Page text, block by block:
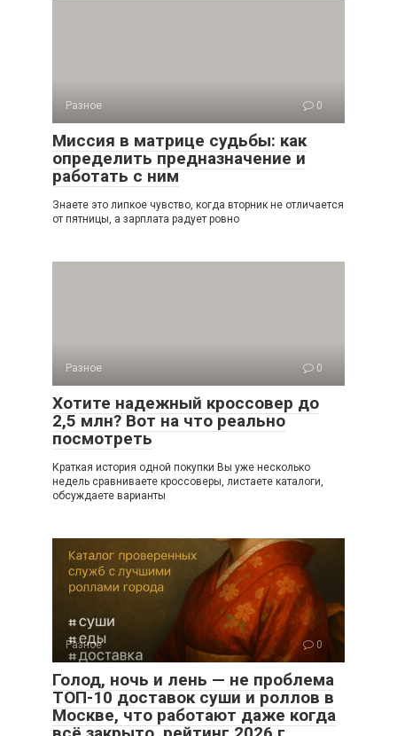
Разное 0
Миссия в матрице судьбы: как
определить предназначение и
работать с ним
Знаете это липкое чувство, когда вторник не отличается
от пятницы, а зарплата радует ровно
Разное 0
Хотите надежный кроссовер до
2,5 млн? Вот на что реально
посмотреть
Краткая история одной покупки Вы уже несколько
недель сравниваете кроссоверы, листаете каталоги,
обсуждаете варианты
Разное 0
Голод, ночь и лень — не проблема
ТОП-10 доставок суши и роллов в
Москве, что работают даже когда